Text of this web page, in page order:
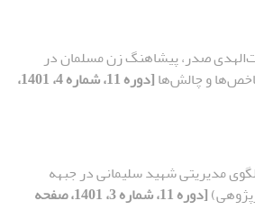
صدر، پیشاهنگ زن مسلمان در
و چالش‌ها
[دوره 11، شماره 4، 1401،
مدیریتی شهید سلیمانی در جبهه
[دوره 11، شماره 3، 1401، صفحه